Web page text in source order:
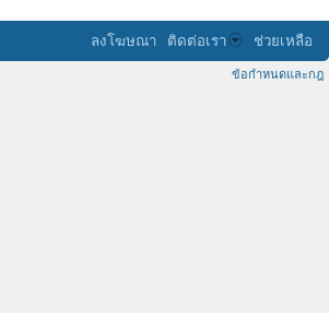
ลงโฆษณา ติดต่อเรา ช่วยเหลือ
ข้อกำหนดและกฎ